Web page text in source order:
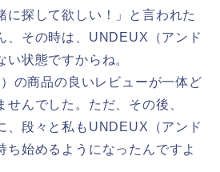
に探して欲しい！」と言われた
、その時は、UNDEUX（アンド
い状態ですからね。
の商品の良いレビューが一体ど
せんでした。ただ、その後、
、段々と私もUNDEUX（アンド
ち始めるようになったんですよ